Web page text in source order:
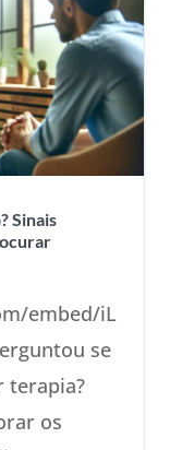
Sinais
embed/iL
se
terapia?
os